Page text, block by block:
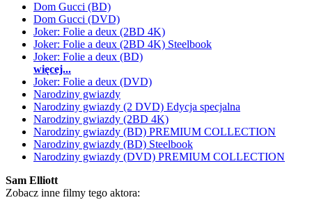
Dom Gucci (BD)
Dom Gucci (DVD)
Joker: Folie a deux (2BD 4K)
Joker: Folie a deux (2BD 4K) Steelbook
Joker: Folie a deux (BD)
więcej...
Joker: Folie a deux (DVD)
Narodziny gwiazdy
Narodziny gwiazdy (2 DVD) Edycja specjalna
Narodziny gwiazdy (2BD 4K)
Narodziny gwiazdy (BD) PREMIUM COLLECTION
Narodziny gwiazdy (BD) Steelbook
Narodziny gwiazdy (DVD) PREMIUM COLLECTION
Sam Elliott
Zobacz inne filmy tego aktora: